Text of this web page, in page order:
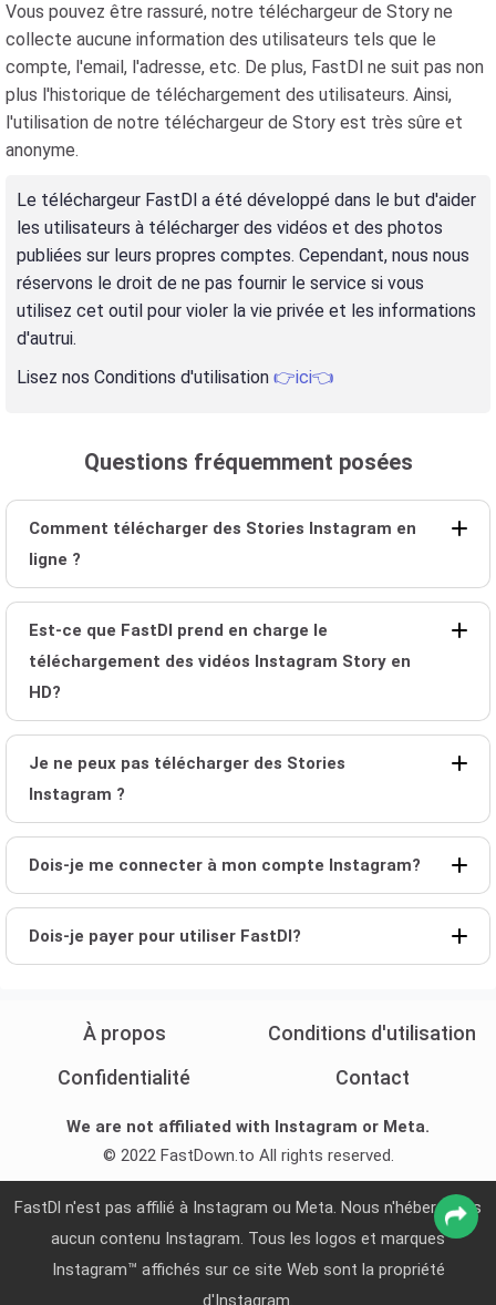
Vous pouvez être rassuré, notre téléchargeur de Story ne
collecte aucune information des utilisateurs tels que le
compte, l'email, l'adresse, etc. De plus, FastDl ne suit pas non
plus l'historique de téléchargement des utilisateurs. Ainsi,
l'utilisation de notre téléchargeur de Story est très sûre et
anonyme.
Le téléchargeur FastDl a été développé dans le but d'aider
les utilisateurs à télécharger des vidéos et des photos
publiées sur leurs propres comptes. Cependant, nous nous
réservons le droit de ne pas fournir le service si vous
utilisez cet outil pour violer la vie privée et les informations
d'autrui.
Lisez nos Conditions d'utilisation 👉ici👈
Questions fréquemment posées
Comment télécharger des Stories Instagram en
ligne ?
Est-ce que FastDl prend en charge le
téléchargement des vidéos Instagram Story en
HD?
Je ne peux pas télécharger des Stories
Instagram ?
Dois-je me connecter à mon compte Instagram?
Dois-je payer pour utiliser FastDl?
À propos
Conditions d'utilisation
Confidentialité
Contact
We are not affiliated with Instagram or Meta.
© 2022 FastDown.to All rights reserved.
FastDl n'est pas affilié à Instagram ou Meta. Nous n'hébergeons
aucun contenu Instagram. Tous les logos et marques
Instagram™ affichés sur ce site Web sont la propriété
d'Instagram.